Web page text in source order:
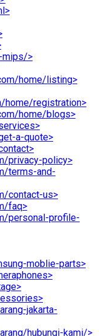
mips/>
home/listing>
home/registration>
home/blogs>
a-quote>
privacy-policy>
terms-and-
contact-us>
faq>
personal-profile-
moblie-parts>
jakarta-
hubungi-kami/>